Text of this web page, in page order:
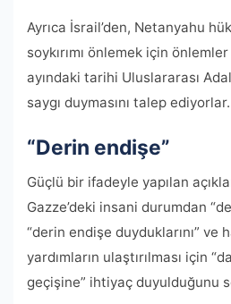
Ayrıca İsrail’den, Netanyahu
soykırımı önlemek için
ayındaki tarihi Uluslararası
saygı duymasını talep ediyorlar.
“Derin endişe”
Güçlü bir ifadeyle yapılan
Gazze’deki insani durumdan
“derin endişe duyduklarını” ve
yardımların ulaştırılması için
geçişine” ihtiyaç duyulduğunu